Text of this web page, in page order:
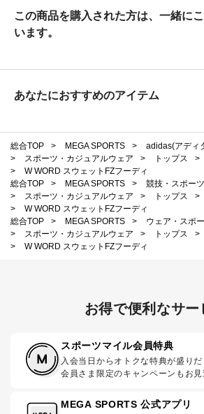
この商品を購入された方は、一緒に
います。
あなたにおすすめのアイテム
総合TOP > MEGA SPORTS >
adidas(アディ
>
スポーツ・カジュアルウェア > トップス >
>
W WORD スウェットFZフーディ
総合TOP
> MEGA SPORTS >
競技・スポーツ
>
スポーツ・カジュアルウェア > トップス >
>
W WORD スウェットFZフーディ
総合TOP
> MEGA SPORTS >
ウェア・スポ
>
スポーツ・カジュアルウェア > トップス >
>
W WORD スウェットFZフーディ
お得で便利なサー
スポーツマイル会員特典
入会当日からオトクな特典が盛りだ
会員さま限定のキャンペーンもお見
MEGA SPORTS 公式アプリ